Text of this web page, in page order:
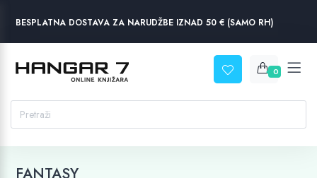
BESPLATNA DOSTAVA ZA NARUDŽBE IZNAD 50 € (SAMO RH)
0
FANTASY